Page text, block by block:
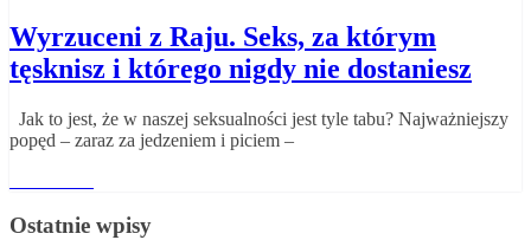
Wyrzuceni z Raju. Seks, za którym
tęsknisz i którego nigdy nie dostaniesz
Jak to jest, że w naszej seksualności jest tyle tabu? Najważniejszy
popęd – zaraz za jedzeniem i piciem –
Ostatnie wpisy